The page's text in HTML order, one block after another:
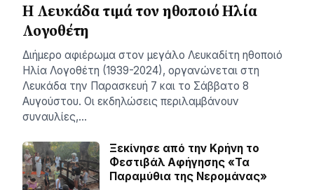
Η Λευκάδα τιμά τον ηθοποιό Ηλία
Λογοθέτη
Διήμερο αφιέρωμα στον μεγάλο Λευκαδίτη ηθοποιό
Ηλία Λογοθέτη (1939-2024), οργανώνεται στη
Λευκάδα την Παρασκευή 7 και το Σάββατο 8
Αυγούστου. Οι εκδηλώσεις περιλαμβάνουν
συναυλίες,…
Ξεκίνησε από την Κρήνη το
Φεστιβάλ Αφήγησης «Τα
Παραμύθια της Νερομάνας»